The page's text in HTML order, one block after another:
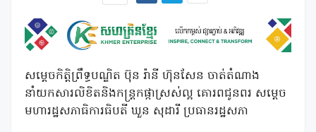
សម្តេចកិត្តិព្រឹទ្ធបណ្ឌិត ប៊ុន រ៉ានី ហ៊ុនសែន ចាត់តំណាង
នាំយកសារលិខិតនិងកន្ត្រកផ្កាស្រស់ល្អ គោរពជូនពរ សម្តេច
មហារដ្ឋសភាធិការធិបតី ឃួន សុដារី ប្រធានរដ្ឋសភា